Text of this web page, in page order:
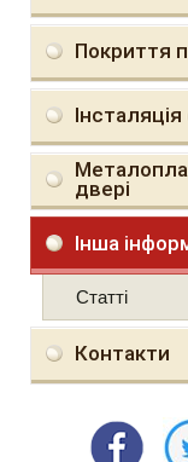
Покриття
двері
Інша
Статті
Контакти